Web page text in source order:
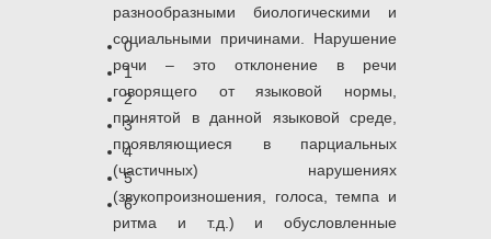
0
1
2
3
4
5
6
разнообразными биологическими и
социальными причинами. Нарушение
речи – это отклонение в речи
говорящего от языковой нормы,
принятой в данной языковой среде,
проявляющиеся в парциальных
(частичных) нарушениях
(звукопроизношения, голоса, темпа и
ритма и т.д.) и обусловленные